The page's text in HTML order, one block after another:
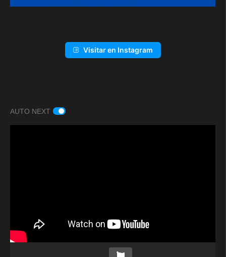
Visitar en Instagram
AUTO NEXT